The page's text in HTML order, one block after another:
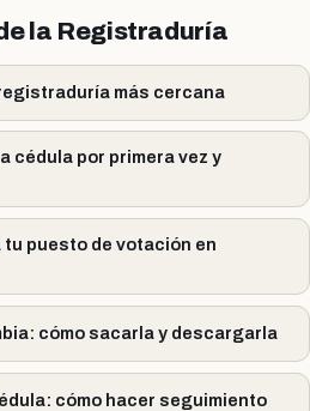
la Registraduría
más cercana
cédula por primera vez y
puesto de votación en
cómo sacarla y descargarla
cómo hacer seguimiento